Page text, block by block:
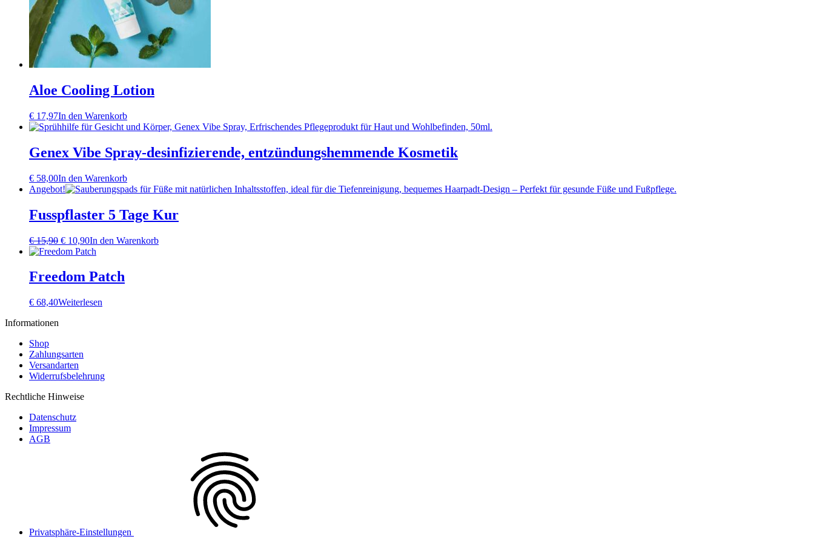
Aloe Cooling Lotion
€ 17,97In den Warenkorb
Genex Vibe Spray-desinfizierende, entzündungshemmende Kosmetik
€ 58,00In den Warenkorb
Angebot!
Fusspflaster 5 Tage Kur
€15,90 Ursprünglicher
Preis
€ 15,90
€ 10,90Aktueller
Preis
€ 10,90.
In den Warenkorb
Freedom Patch
€ 68,40Weiterlesen
Informationen
Shop
Zahlungsarten
Versandarten
Widerrufsbelehrung
Rechtliche Hinweise
Datenschutz
Impressum
AGB
Privatsphäre-Einstellungen